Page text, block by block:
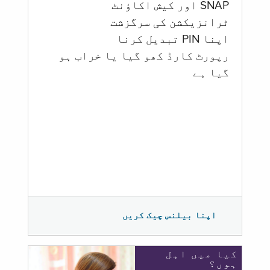
SNAP اور کیش اکاؤنٹ
ٹرانزیکشن کی سرگزشت
اپنا PIN تبدیل کرنا
رپورٹ کارڈ کھو گیا یا خراب ہو
گيا ہے
اپنا بیلنس چیک کریں
کیا میں اہل
ہوں؟